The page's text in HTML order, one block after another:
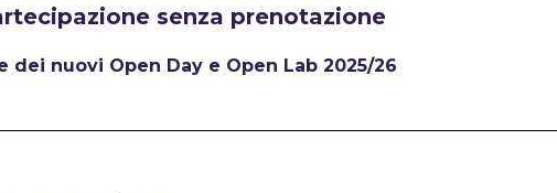
senza prenotazione
nuovi Open Day e Open Lab 2025/26